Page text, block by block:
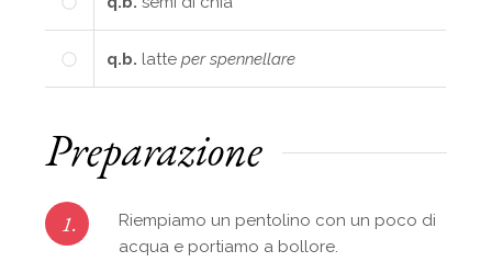
q.b. latteper spennellare
Preparazione
1.
Riempiamo un pentolino con un poco di
acqua e portiamo a bollore.